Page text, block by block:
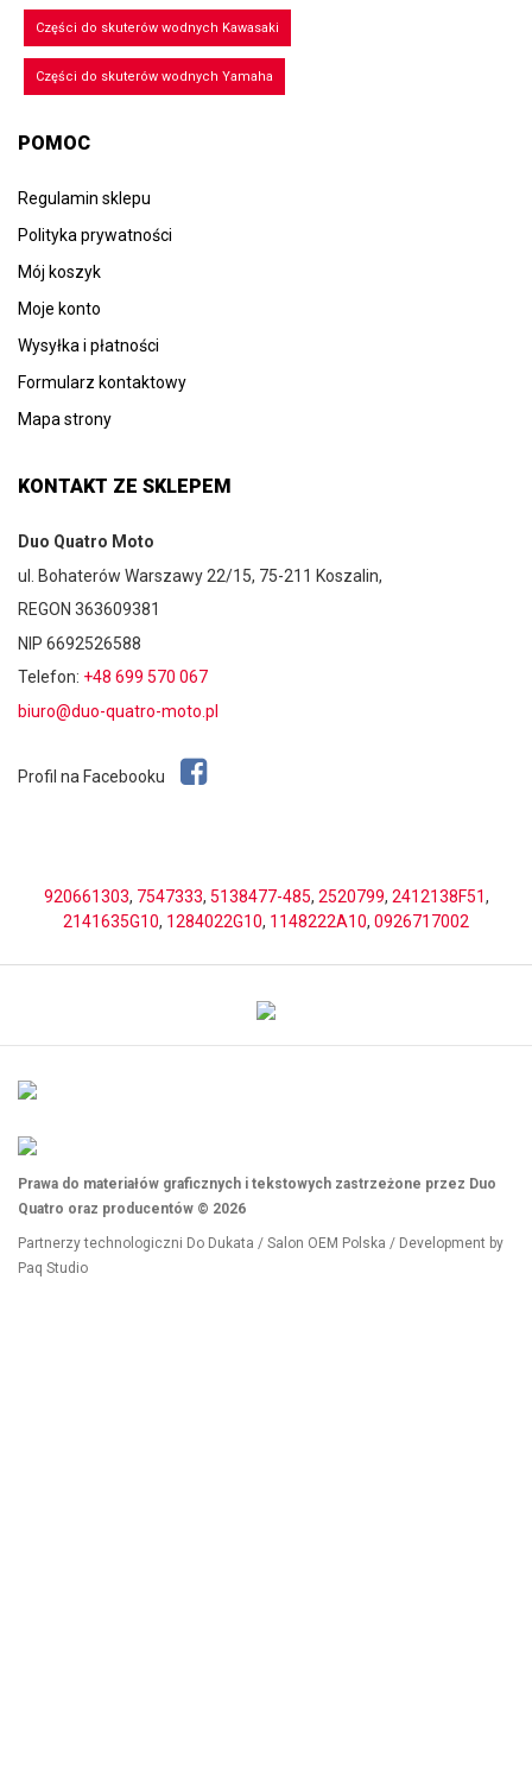
Części do skuterów wodnych Kawasaki
Części do skuterów wodnych Yamaha
POMOC
Regulamin sklepu
Polityka prywatności
Mój koszyk
Moje konto
Wysyłka i płatności
Formularz kontaktowy
Mapa strony
KONTAKT ZE SKLEPEM
Duo Quatro Moto
ul. Bohaterów Warszawy 22/15, 75-211 Koszalin,
REGON 363609381
NIP 6692526588
Telefon: +48 699 570 067
biuro@duo-quatro-moto.pl
Profil na Facebooku
920661303, 7547333, 5138477-485, 2520799, 2412138F51,
2141635G10, 1284022G10, 1148222A10, 0926717002
Prawa do materiałów graficznych i tekstowych zastrzeżone przez Duo
Quatro oraz producentów © 2026
Partnerzy technologiczni Do Dukata / Salon OEM Polska / Development by
Paq Studio